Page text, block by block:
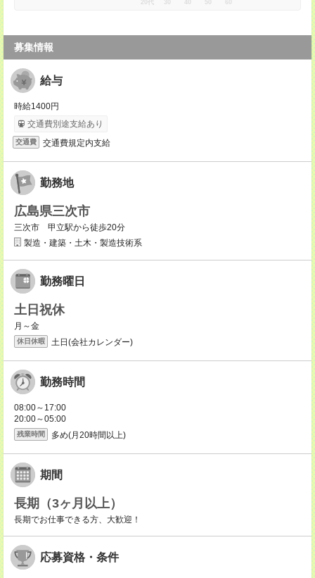
20代 30 40 50 60
募集情報
給与
時給1400円
交通費別途支給あり
交通費 交通費規定内支給
勤務地
広島県三次市
三次市 甲立駅から徒歩20分
製造・建築・土木・製造技術系
勤務曜日
土日祝休
月～金
休日休暇 土日(会社カレンダー)
勤務時間
08:00～17:00
20:00～05:00
残業時間 多め(月20時間以上)
期間
長期（3ヶ月以上）
長期でお仕事できる方、大歓迎！
応募資格・条件